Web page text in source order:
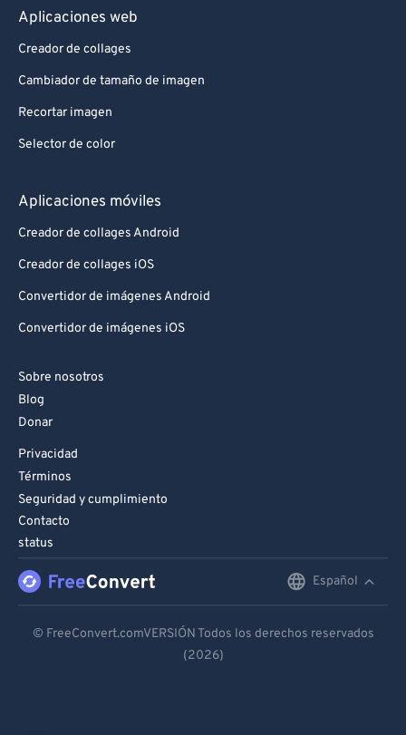
Aplicaciones web
Creador de collages
Cambiador de tamaño de imagen
Recortar imagen
Selector de color
Aplicaciones móviles
Creador de collages Android
Creador de collages iOS
Convertidor de imágenes Android
Convertidor de imágenes iOS
Sobre nosotros
Blog
Donar
Privacidad
Términos
Seguridad y cumplimiento
Contacto
status
Español
Español
© FreeConvert.comVERSIÓN Todos los derechos reservados
(2026)